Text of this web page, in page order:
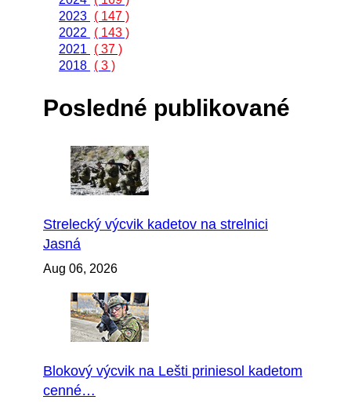
2023 ( 147 )
2022
( 143 )
2021
( 37 )
2018 ( 3 )
Posledné publikované
Strelecký výcvik kadetov na strelnici
Jasná
Aug 06, 2026
Blokový výcvik na Lešti priniesol kadetom
cenné…